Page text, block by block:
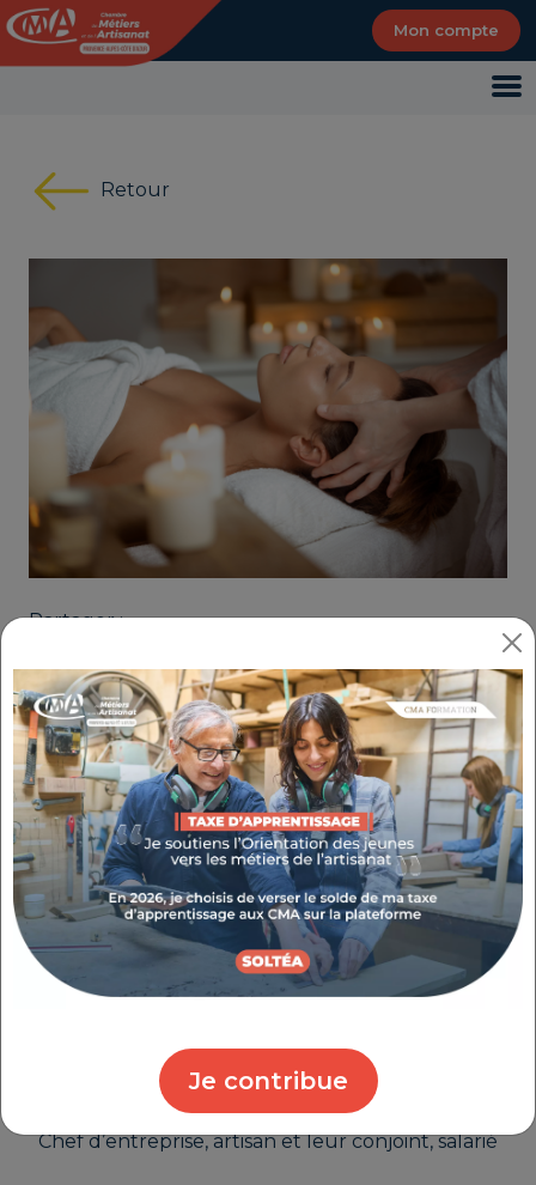
Mon compte
Je contribue
Retour
Partager :
SÉDUISEZ UNE CLIENTÈLE ACTIVE
AVEC LE MODELAGE CALIFORNIEN
RÉFÉRENCE : 3.5.12
THÉMATIQUE : PROGRESSER DANS MON SAVOIR-
FAIRE MÉTIER
Notre service
A l’issue de ces deux jours, vous saurez vendre
à une clientèle active ce modelage du corps
basé sur de grands mouvements relaxants.
Vous pratiquerez les différentes manœuvres
du protocole et les mouvements de liaison
impression d’infini.
Chef d’entreprise, artisan et leur conjoint, salarié
Panneau de gestion des cookies